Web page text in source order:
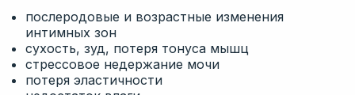
послеродовые и возрастные изменения
интимных зон
сухость, зуд, потеря тонуса мышц
стрессовое недержание мочи
потеря эластичности